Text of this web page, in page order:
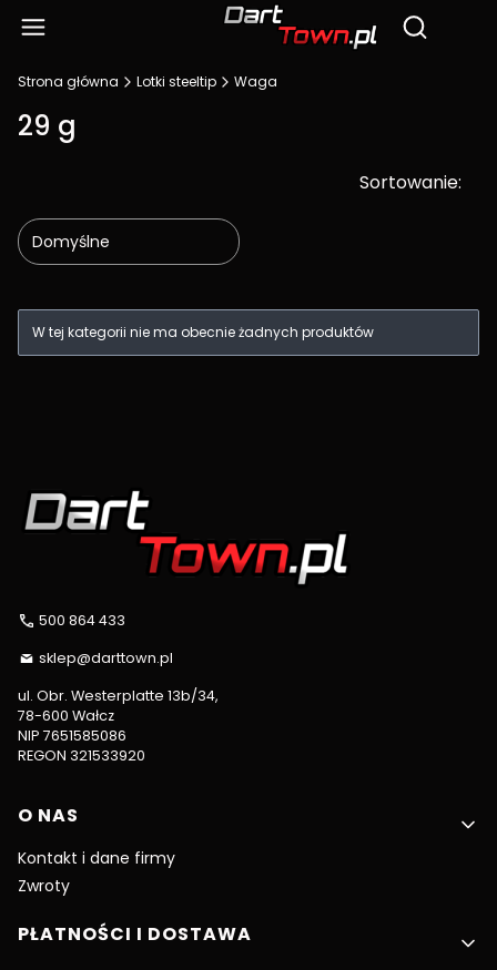
Otwórz
Strona główna Lotki steeltip Waga
29 g
Sortowanie:
Domyślne
Lista produktów
W tej kategorii nie ma obecnie żadnych produktów
500 864 433
sklep@darttown.pl
ul. Obr. Westerplatte 13b/34,
78-600 Wałcz
NIP 7651585086
REGON 321533920
Linki w stopce
O NAS
Kontakt i dane firmy
Zwroty
PŁATNOŚCI I DOSTAWA